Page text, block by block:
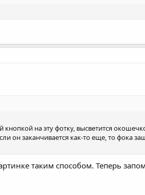
на эту фотку, высветится
он заканчивается как-то еще, то фока
таким способом. Теперь